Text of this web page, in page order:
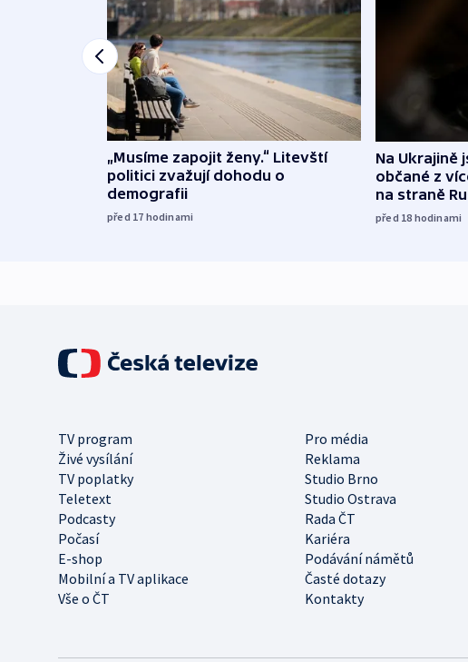
„Musíme zapojit ženy.“ Litevští
politici zvažují dohodu o
demografii
před 17 hodinami
Na Ukrajině
občané z
na straně
před 18 hodinami
TV program
Pro média
Živé vysílání
Reklama
TV poplatky
Studio Brno
Teletext
Studio Ostrava
Podcasty
Rada ČT
Počasí
Kariéra
E-shop
Podávání námětů
Mobilní a TV aplikace
Časté dotazy
Vše o ČT
Kontakty